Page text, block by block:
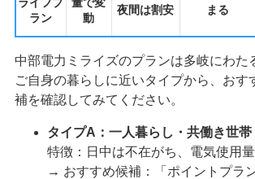
ライフプ
ラン
量で変
動
夜間は割安
まる
中部電力ミライズのプランは多岐にわた
ご自身の暮らしに近いタイプから、おす
補を確認してみてください。
タイプA：一人暮らし・共働き世帯
特徴：日中は不在がち、電気使用
→ おすすめ候補：「ポイントプラ